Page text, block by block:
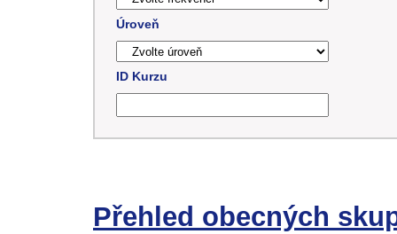
Úroveň
ID Kurzu
Přehled obecných